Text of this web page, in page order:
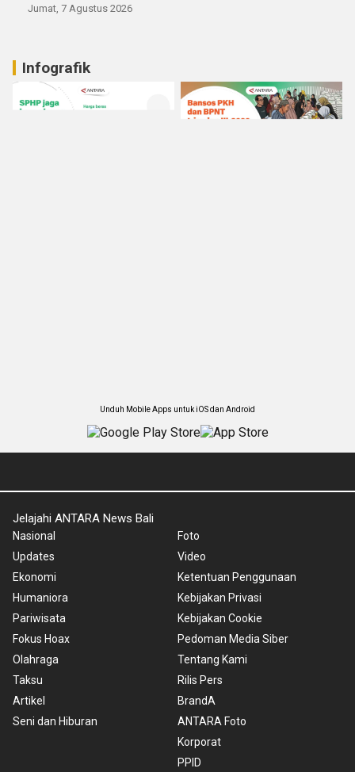
Jumat, 7 Agustus 2026
Infografik
Unduh Mobile Apps untuk iOS dan Android
Jelajahi ANTARA News Bali
Nasional
Updates
Ekonomi
Humaniora
Pariwisata
Fokus Hoax
Olahraga
Taksu
Artikel
Seni dan Hiburan
Foto
Video
Ketentuan Penggunaan
Kebijakan Privasi
Kebijakan Cookie
Pedoman Media Siber
Tentang Kami
Rilis Pers
BrandA
ANTARA Foto
Korporat
PPID